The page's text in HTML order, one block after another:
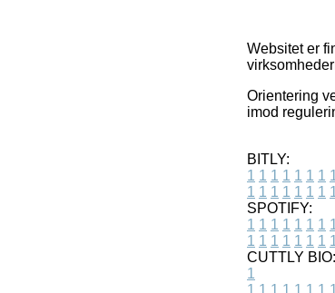
Websitet er
Orientering
imod
BITLY:
1 1 1 1 1 1 1
1 1 1 1 1 1 1
SPOTIFY:
1 1 1 1 1 1 1
1 1 1 1 1 1 1
CUTTLY BIO:
1